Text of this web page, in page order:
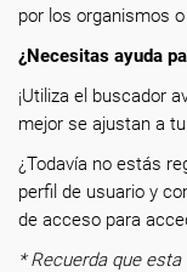
por los organismos
¿Necesitas ayuda
¡Utiliza el buscador
mejor se ajustan a
¿Todavía no estás
perfil de usuario y
de acceso para
* Recuerda que